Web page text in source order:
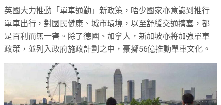
英國大力推動「單車通勤」新政策，唔少國家亦意識到推行
單車出行，對國民健康、城市環境，以至舒緩交通擠塞，都
是百利而無一害。除了德國、加拿大，新加坡亦將加強單車
政策，並列入政府施政計劃之中，豪擲56億推動單車文化。